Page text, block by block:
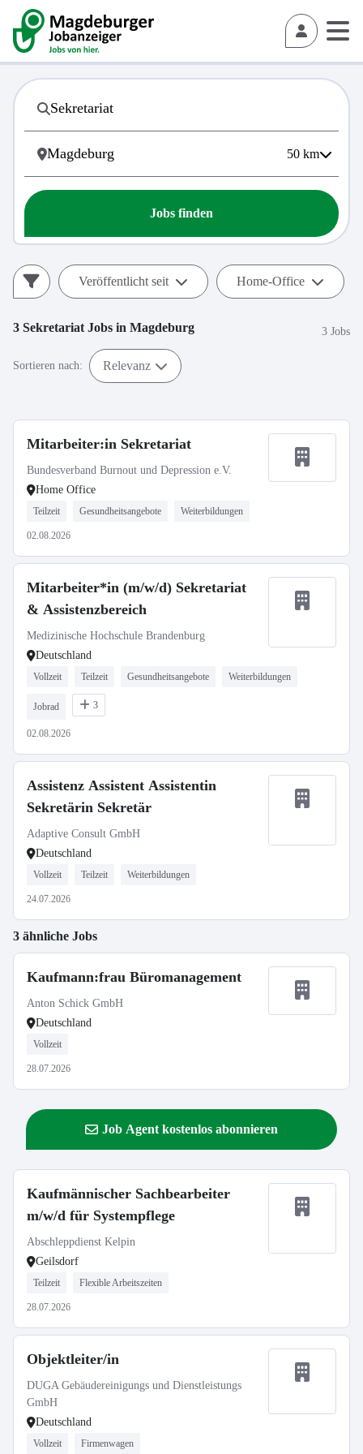
50 km
Jobs finden
Veröffentlicht seit Home-Office
3 Sekretariat Jobs in Magdeburg 3 Jobs
Sortieren nach: Relevanz
Mitarbeiter:in Sekretariat
Bundesverband Burnout und Depression e.V.
Home Office
Teilzeit Gesundheitsangebote Weiterbildungen
02.08.2026
Mitarbeiter*in (m/w/d) Sekretariat
& Assistenzbereich
Medizinische Hochschule Brandenburg
Deutschland
Vollzeit Teilzeit Gesundheitsangebote Weiterbildungen
Jobrad 3
02.08.2026
Assistenz Assistent Assistentin
Sekretärin Sekretär
Adaptive Consult GmbH
Deutschland
Vollzeit Teilzeit Weiterbildungen
24.07.2026
3 ähnliche Jobs
Kaufmann:frau Büromanagement
Anton Schick GmbH
Deutschland
Vollzeit
28.07.2026
Job Agent kostenlos abonnieren
Kaufmännischer Sachbearbeiter
m/w/d für Systempflege
Abschleppdienst Kelpin
Geilsdorf
Teilzeit Flexible Arbeitszeiten
28.07.2026
Objektleiter/in
DUGA Gebäudereinigungs und Dienstleistungs
GmbH
Deutschland
Vollzeit Firmenwagen